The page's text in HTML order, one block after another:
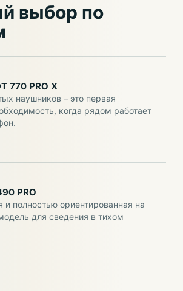
выбор по
770 PRO X
наушников – это первая
когда рядом работает
PRO
и полностью ориентированная на
для сведения в тихом